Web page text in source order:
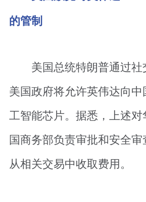
的管制
美国总统特朗普通过社
美国政府将允许英伟达向中
工智能芯片。据悉，上述对
国商务部负责审批和安全
从相关交易中收取费用。